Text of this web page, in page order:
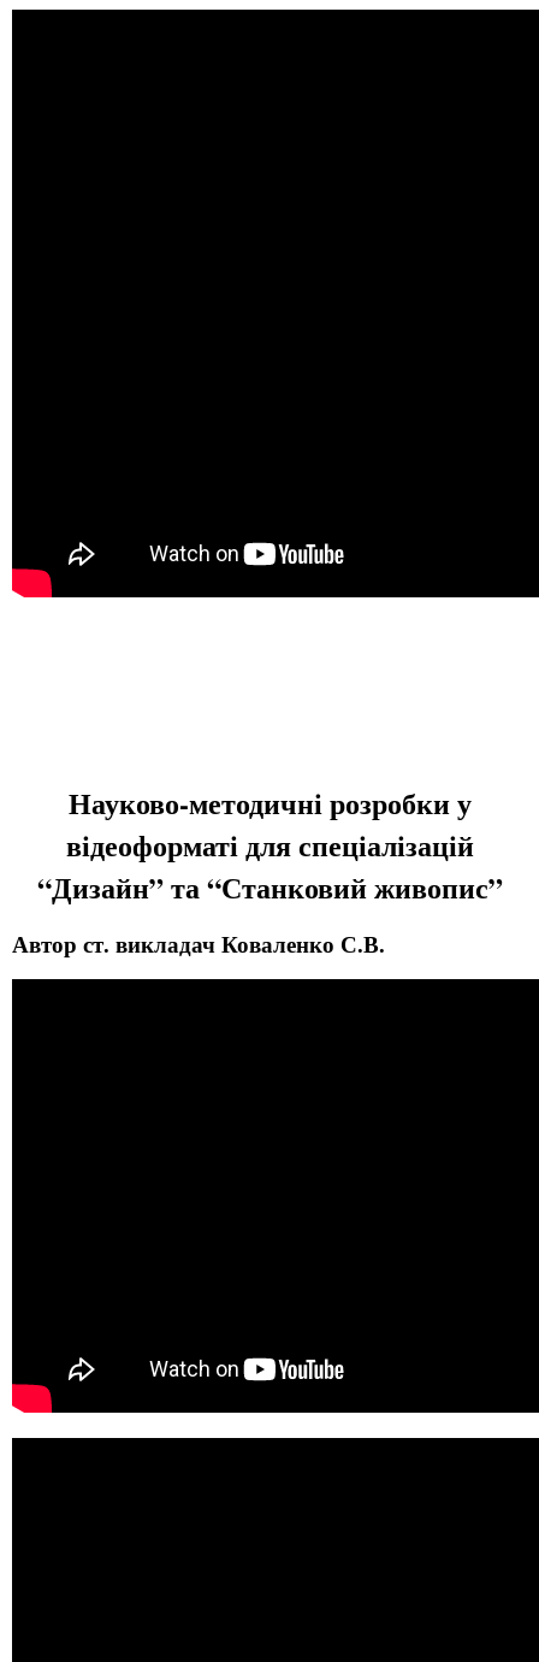
Науково-методичні розробки у
відеоформаті для спеціалізацій
“Дизайн” та “Станковий живопис”
Автор ст. викладач Коваленко С.В.